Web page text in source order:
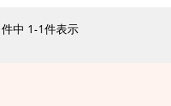
中 1-1件表示